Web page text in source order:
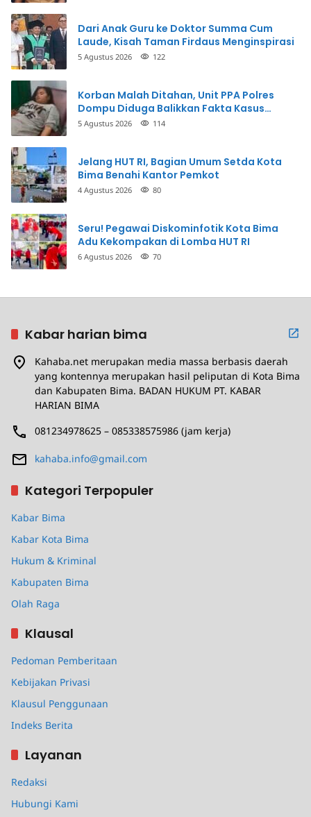
Dari Anak Guru ke Doktor Summa Cum
Laude, Kisah Taman Firdaus Menginspirasi
5 Agustus 2026 122
Korban Malah Ditahan, Unit PPA Polres
Dompu Diduga Balikkan Fakta Kasus
Penganiayaan
5 Agustus 2026 114
Jelang HUT RI, Bagian Umum Setda Kota
Bima Benahi Kantor Pemkot
4 Agustus 2026 80
Seru! Pegawai Diskominfotik Kota Bima
Adu Kekompakan di Lomba HUT RI
6 Agustus 2026 70
Kabar harian bima
Kahaba.net merupakan media massa berbasis daerah
yang kontennya merupakan hasil peliputan di Kota Bima
dan Kabupaten Bima. BADAN HUKUM PT. KABAR
HARIAN BIMA
081234978625 – 085338575986 (jam kerja)
kahaba.info@gmail.com
Kategori Terpopuler
Kabar Bima
Kabar Kota Bima
Hukum & Kriminal
Kabupaten Bima
Olah Raga
Klausal
Pedoman Pemberitaan
Kebijakan Privasi
Klausul Penggunaan
Indeks Berita
Layanan
Redaksi
Hubungi Kami